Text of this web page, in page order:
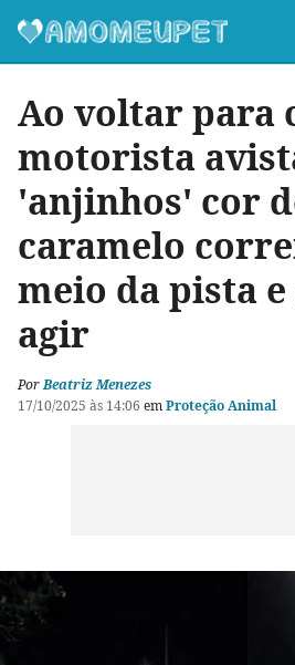
Ao voltar para
motorista
'anjinhos' cor
caramelo
meio da pista
agir
PorBeatriz Menezes
17/10/2025 às 14:06 emProteção Animal